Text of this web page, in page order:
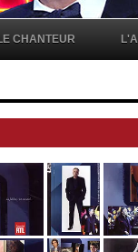
CHANTEUR